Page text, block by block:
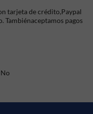
tarjeta de crédito,Paypal
Tambiénaceptamos pagos
No